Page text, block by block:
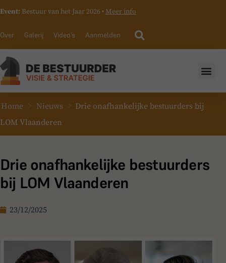
Event: Bestuur van het Jaar 2026 • Meer info
Over Galerij Video’s Aanmelden
Home > Nieuws > Drie onafhankelijke bestuurders bij
LOM Vlaanderen
Drie onafhankelijke bestuurders
bij LOM Vlaanderen
23/12/2025